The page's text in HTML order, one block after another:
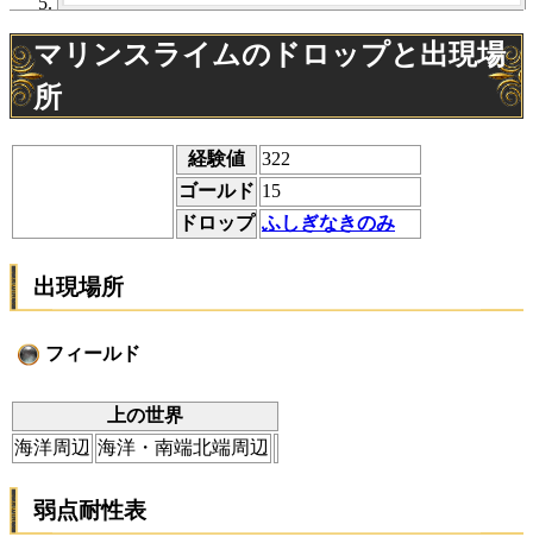
マリンスライムのドロップと出現場
所
経験値
322
ゴールド 15
ドロップ ふしぎなきのみ
出現場所
フィールド
上の世界
海洋周辺 海洋・南端北端周辺
弱点耐性表